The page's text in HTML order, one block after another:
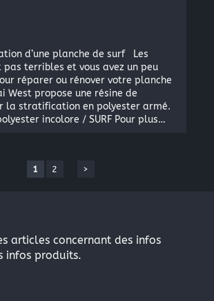
articles concernant des infos
infos produits.
d’une planche de surf Les
pas terribles et vous avez un peu
réparer ou rénover votre planche
West propose une résine de
la stratification en polyester armé.
incolore / SURF Pour plus…
1 2 >